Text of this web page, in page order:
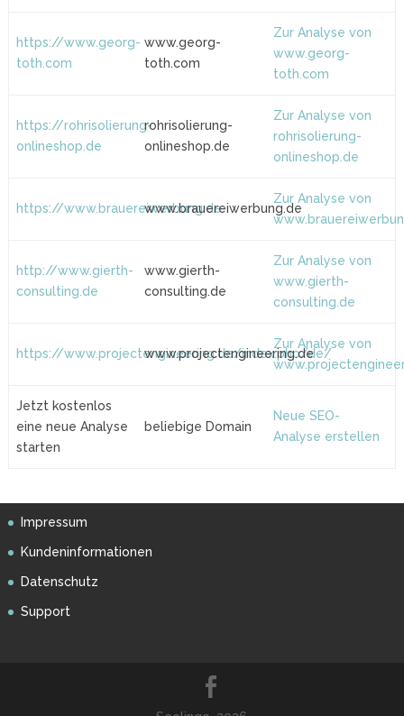
https://www.georg-
toth.com
www.georg-
toth.com
Zur Analyse von
www.georg-
toth.com
https://rohrisolierung-
onlineshop.de
rohrisolierung-
onlineshop.de
Zur Analyse von
rohrisolierung-
onlineshop.de
https://www.brauereiwerbung.dewww.brauereiwerbung.de
Zur Analyse von
http://www.gierth-
consulting.de
www.gierth-
consulting.de
Zur Analyse von
www.gierth-
consulting.de
https://www.projectengineering.de/index.php/de/
www.projectengineering.de
Zur Analyse von
Jetzt kostenlos
eine neue Analyse
starten
beliebige Domain
Neue SEO-
Analyse erstellen
Impressum
Kundeninformationen
Datenschutz
Support